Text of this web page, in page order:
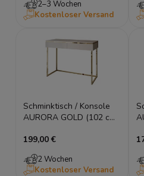
2–3 Wochen
Kostenloser Versand
Schminktisch / Konsole
AURORA GOLD (102 cm)
Weiß)
199,00 €
2 Wochen
Kostenloser Versand